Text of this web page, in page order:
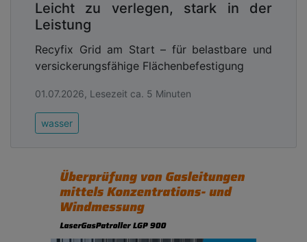
Leicht zu verlegen, stark in der
Leistung
Recyfix Grid am Start – für belastbare und
versickerungsfähige Flächenbefestigung
01.07.2026, Lesezeit ca. 5 Minuten
wasser